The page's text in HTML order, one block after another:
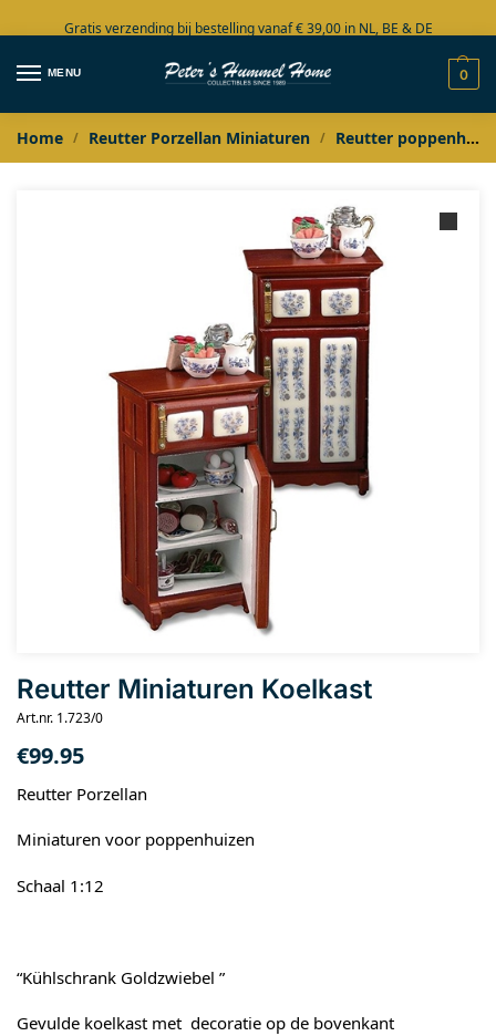
Gratis verzending bij bestelling vanaf € 39,00 in NL, BE & DE
Grote collectie in voorraad
MENU 0
Home / Reutter Porzellan Miniaturen / Reutter poppenhuis miniaturen
Reutter Miniaturen Koelkast
Art.nr. 1.723/0
€99.95
Reutter Porzellan
Miniaturen voor poppenhuizen
Schaal 1:12
“Kühlschrank Goldzwiebel ”
Gevulde koelkast met decoratie op de bovenkant